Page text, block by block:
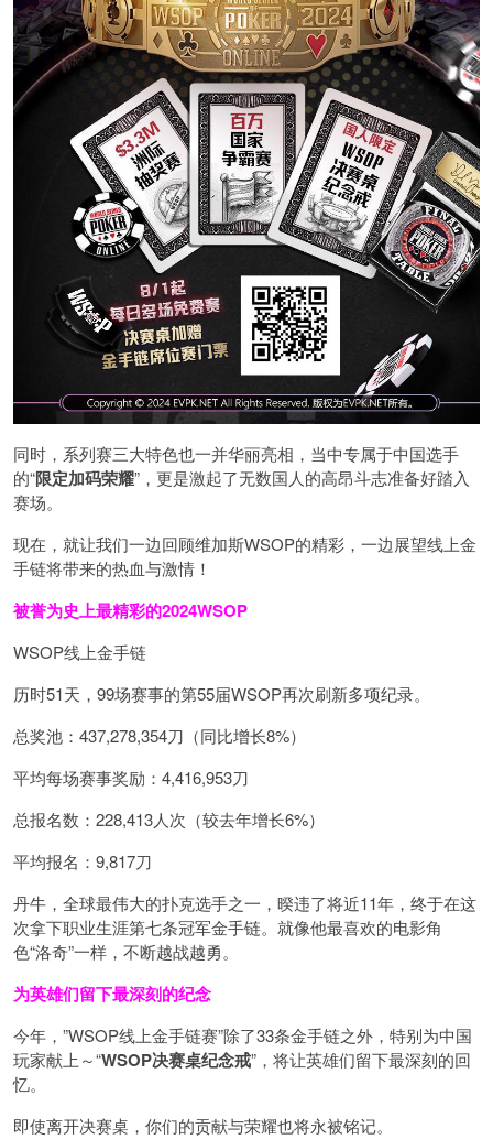
同时，系列赛三大特色也一并华丽亮相，当中专属于中国选手
的“限定加码荣耀”，更是激起了无数国人的高昂斗志准备好踏入
赛场。
现在，就让我们一边回顾维加斯WSOP的精彩，一边展望线上金
手链将带来的热血与激情！
被誉为史上最精彩的2024WSOP
WSOP线上金手链
历时51天，99场赛事的第55届WSOP再次刷新多项纪录。
总奖池：437,278,354刀（同比增长8%）
平均每场赛事奖励：4,416,953刀
总报名数：228,413人次（较去年增长6%）
平均报名：9,817刀
丹牛，全球最伟大的扑克选手之一，暌违了将近11年，终于在这
次拿下职业生涯第七条冠军金手链。就像他最喜欢的电影角
色“洛奇”一样，不断越战越勇。
为英雄们留下最深刻的纪念
今年，”WSOP线上金手链赛”除了33条金手链之外，特别为中国
玩家献上～“WSOP决赛桌纪念戒”，将让英雄们留下最深刻的回
忆。
即使离开决赛桌，你们的贡献与荣耀也将永被铭记。